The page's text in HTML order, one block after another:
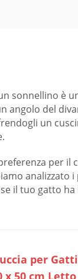
sonnellino è
angolo del
un
per
il tuo gatto
per